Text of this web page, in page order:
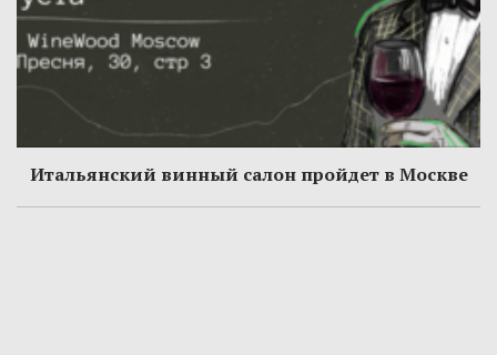
Итальянский винный салон пройдет в Москве